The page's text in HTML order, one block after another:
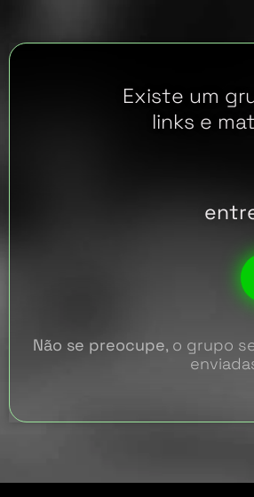
Existe um
links e
Não se preocupe, o grupo